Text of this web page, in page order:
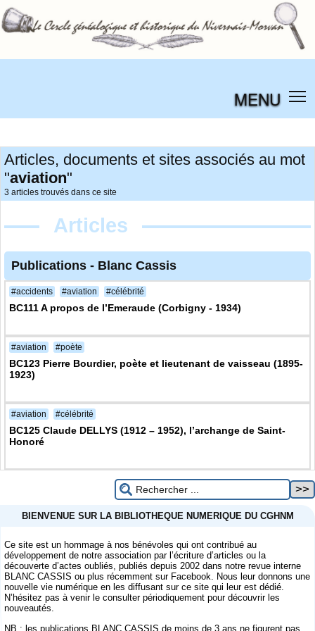
MENU
Articles, documents et sites associés au mot
"aviation"
3 articles trouvés dans ce site
Articles
Publications - Blanc Cassis
#accidents #aviation #célébrité
BC111 A propos de l’Emeraude (Corbigny - 1934)
#aviation #poète
BC123 Pierre Bourdier, poète et lieutenant de vaisseau (1895-
1923)
#aviation #célébrité
BC125 Claude DELLYS (1912 – 1952), l’archange de Saint-
Honoré
BIENVENUE SUR LA BIBLIOTHEQUE NUMERIQUE DU CGHNM
Ce site est un hommage à nos bénévoles qui ont contribué au
développement de notre association par l’écriture d’articles ou la
découverte d’actes oubliés, publiés depuis 2002 dans notre revue interne
BLANC CASSIS ou plus récemment sur Facebook. Nous leur donnons une
nouvelle vie numérique en les diffusant sur ce site qui leur est dédié.
N’hésitez pas à venir le consulter périodiquement pour découvrir les
nouveautés.
NB : les publications BLANC CASSIS de moins de 3 ans ne figurent pas